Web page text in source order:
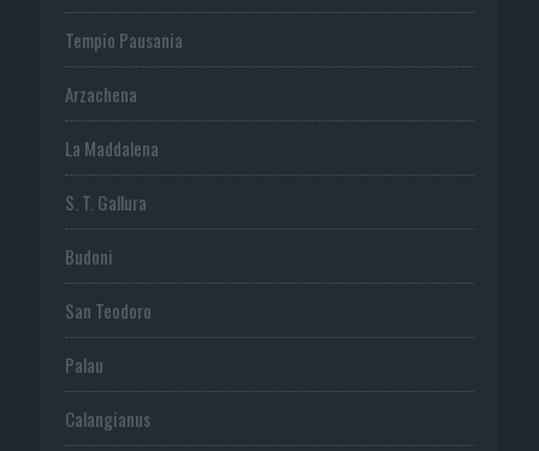
Tempio Pausania
Arzachena
La Maddalena
S. T. Gallura
Budoni
San Teodoro
Palau
Calangianus